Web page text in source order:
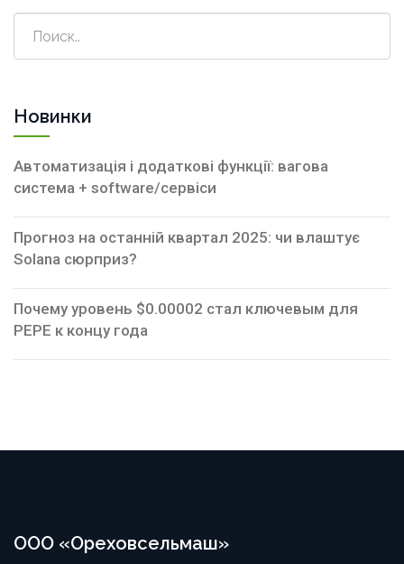
Новинки
Автоматизація і додаткові функції: вагова
система + software/сервіси
Прогноз на останній квартал 2025: чи влаштує
Solana сюрприз?
Почему уровень $0.00002 стал ключевым для
PEPE к концу года
ООО «Ореховсельмаш»